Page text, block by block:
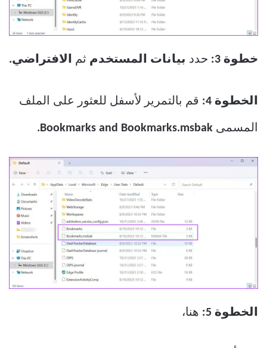
خطوة 3: حدد بيانات المستخدم ثم الافتراضي.
الخطوة 4: قم بالتمرير لأسفل للعثور على الملف
المسمى Bookmarks and Bookmarks.msbak.
الخطوة 5: هنا،